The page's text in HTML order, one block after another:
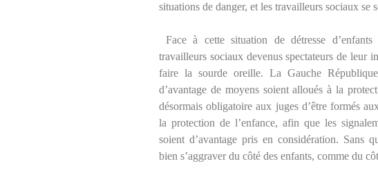
situations de danger, et les travailleurs sociaux se
Face à cette situation de détresse
travailleurs sociaux devenus spectateurs de leur
faire la sourde oreille. La Gauche
d’avantage de moyens soient alloués à la
désormais obligatoire aux juges d’être formés
la protection de l’enfance, afin que les
soient d’avantage pris en considération. Sans
bien s’aggraver du côté des enfants, comme du